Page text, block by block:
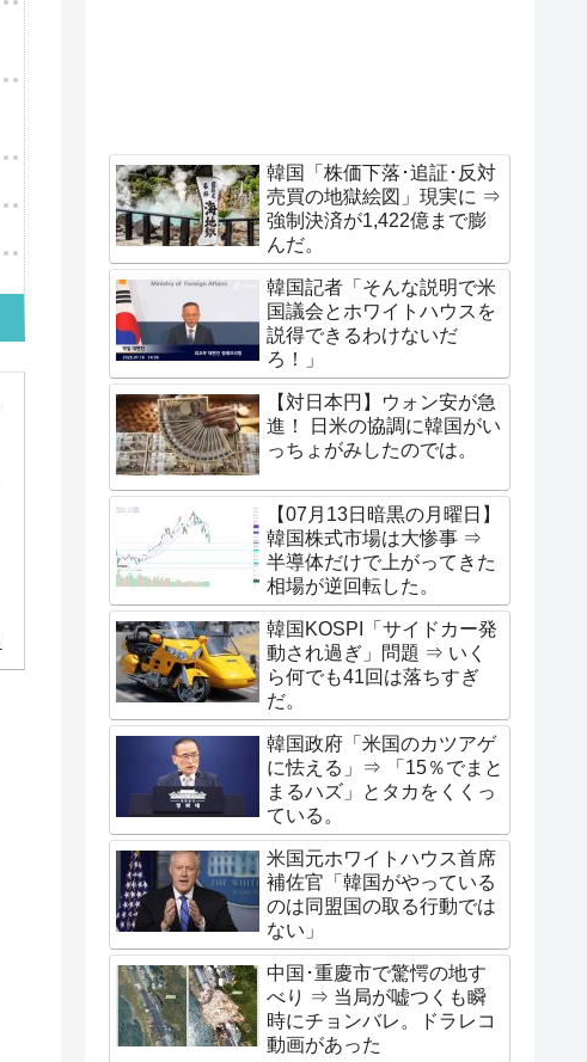
韓国「株価下落･追証･反対
売買の地獄絵図」現実に ⇒
強制決済が1,422億まで膨
んだ。
韓国記者「そんな説明で米
国議会とホワイトハウスを
説得できるわけないだ
ろ！」
【対日本円】ウォン安が急
進！ 日米の協調に韓国がい
っちょがみしたのでは。
【07月13日暗黒の月曜日】
韓国株式市場は大惨事 ⇒
半導体だけで上がってきた
相場が逆回転した。
韓国KOSPI「サイドカー発
動され過ぎ」問題 ⇒ いく
ら何でも41回は落ちすぎ
だ。
韓国政府「米国のカツアゲ
に怯える」⇒ 「15％でまと
まるハズ」とタカをくくっ
ている。
米国元ホワイトハウス首席
補佐官「韓国がやっている
のは同盟国の取る行動では
ない」
中国･重慶市で驚愕の地す
べり ⇒ 当局が嘘つくも瞬
時にチョンバレ。ドラレコ
動画があった